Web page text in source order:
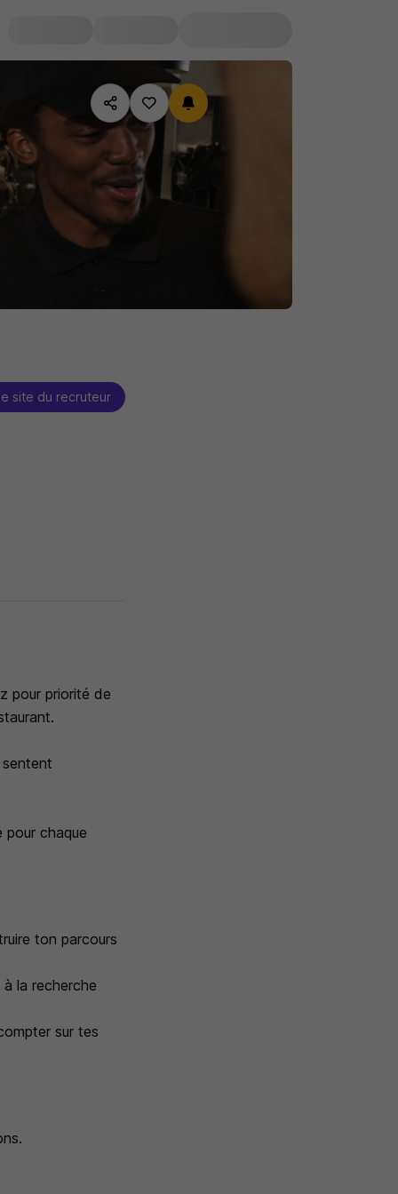
site du recruteur
pour priorité de
pour chaque
ton parcours
la recherche
sur tes